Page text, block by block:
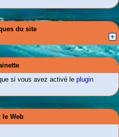
du site
si vous avez activé le plugin
le Web